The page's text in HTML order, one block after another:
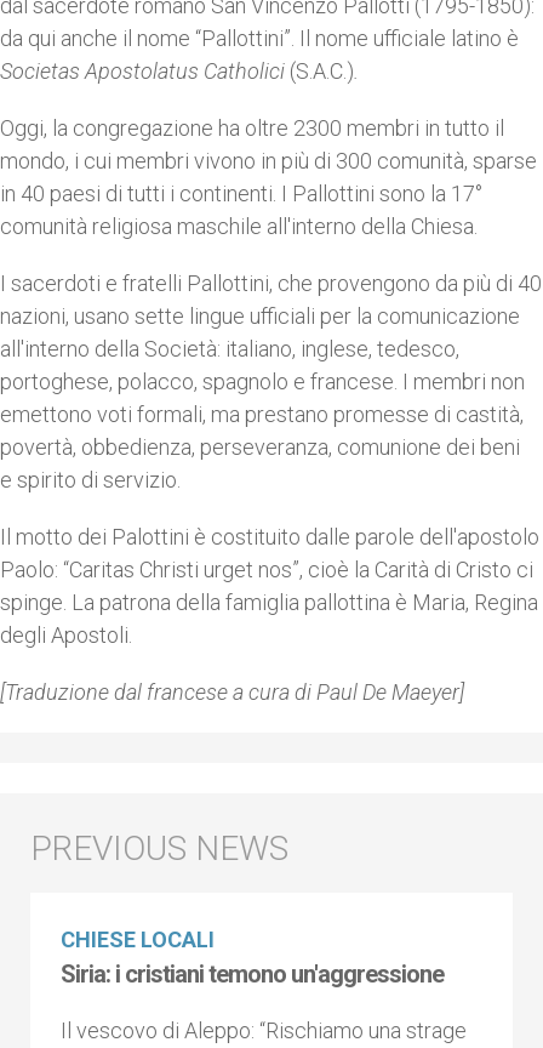
dal sacerdote romano San Vincenzo Pallotti (1795-1850):
da qui anche il nome “Pallottini”. Il nome ufficiale latino è
Societas Apostolatus Catholici (S.A.C.)
Oggi, la congregazione ha oltre 2300 membri in tutto il
mondo, i cui membri vivono in più di 300 comunità, sparse
in 40 paesi di tutti i continenti. I Pallottini sono la 17°
comunità religiosa maschile all'interno della Chiesa.
I sacerdoti e fratelli Pallottini, che provengono da più di 40
nazioni, usano sette lingue ufficiali per la comunicazione
all'interno della Società: italiano, inglese, tedesco,
portoghese, polacco, spagnolo e francese. I membri non
emettono voti formali, ma prestano promesse di castità,
povertà, obbedienza, perseveranza, comunione dei beni
e spirito di servizio.
Il motto dei Palottini è costituito dalle parole dell'apostolo
Paolo: “Caritas Christi urget nos”, cioè la Carità di Cristo ci
spinge. La patrona della famiglia pallottina è Maria, Regina
degli Apostoli.
[Traduzione dal francese a cura di Paul De Maeyer]
CHIESE LOCALI
Siria: i cristiani temono un'aggressione
Il vescovo di Aleppo: “Rischiamo una strage